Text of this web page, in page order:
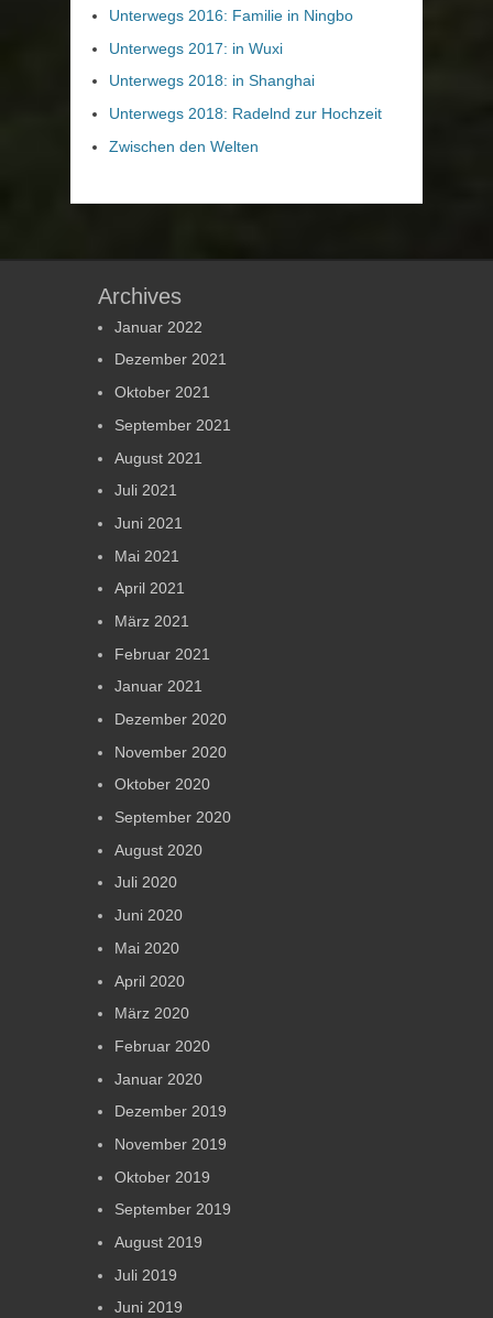
Unterwegs 2016: Familie in Ningbo
Unterwegs 2017: in Wuxi
Unterwegs 2018: in Shanghai
Unterwegs 2018: Radelnd zur Hochzeit
Zwischen den Welten
Archives
Januar 2022
Dezember 2021
Oktober 2021
September 2021
August 2021
Juli 2021
Juni 2021
Mai 2021
April 2021
März 2021
Februar 2021
Januar 2021
Dezember 2020
November 2020
Oktober 2020
September 2020
August 2020
Juli 2020
Juni 2020
Mai 2020
April 2020
März 2020
Februar 2020
Januar 2020
Dezember 2019
November 2019
Oktober 2019
September 2019
August 2019
Juli 2019
Juni 2019